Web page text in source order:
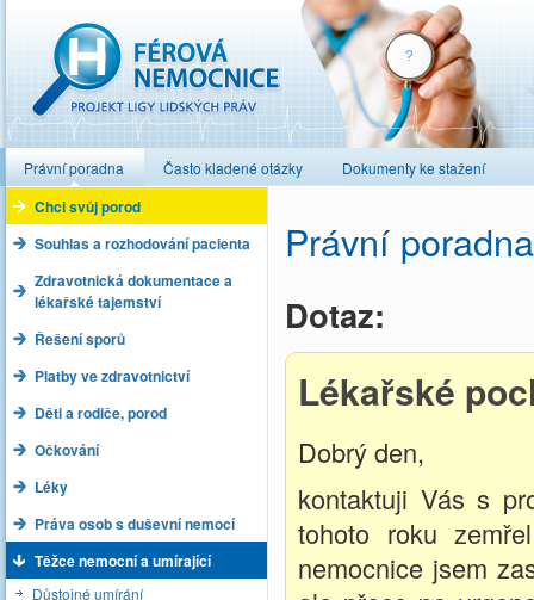
Právní poradna Často kladené otázky Dokumenty ke stažení
Chci svůj porod
Souhlas a rozhodování pacienta
Zdravotnická dokumentace a
lékařské tajemství
Řešení sporů
Platby ve zdravotnictví
Děti a rodiče, porod
Očkování
Léky
Práva osob s duševní nemocí
Těžce nemocní a umírající
Důstojné umírání
Právní
Dotaz:
Lékařské
Dobrý den,
kontaktuji Vás s
tohoto roku
nemocnice jsem